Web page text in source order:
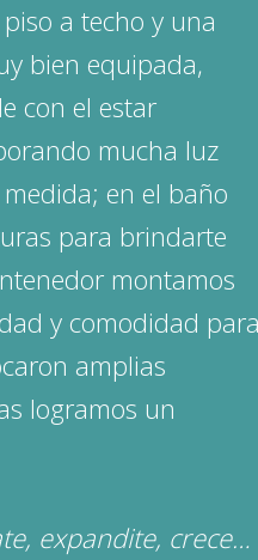
a techo y una
bien equipada,
con el estar
mucha luz
en el baño
para brindarte
montamos
y comodidad para
amplias
logramos un
expandite, crece…